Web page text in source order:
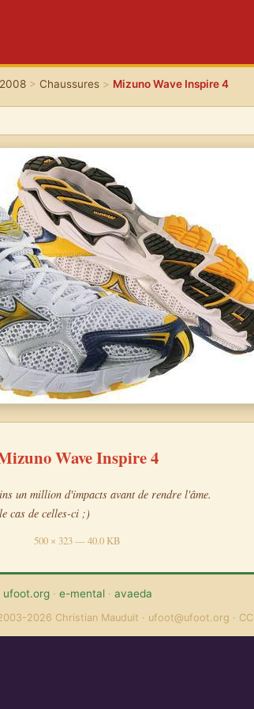
> Chaussures > Mizuno Wave Inspire 4
Wave Inspire 4
un million d'impacts avant de rendre l'âme.
cas de celles-ci ;)
500 × 323 — 40.0 KB
ufoot.org· e-mental· avaeda
2026 Christian Mauduit ufoot@ufoot.org